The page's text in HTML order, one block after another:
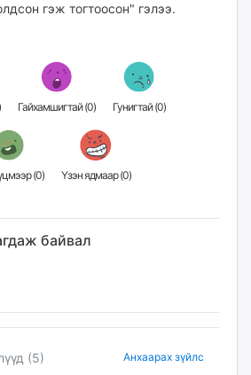
гэж тогтоосон" гэлээ.
Гайхамшигтай (0) Гунигтай (0)
Жихүүцмээр (0) Үзэн ядмаар (0)
байвал
(5) Анхаарах зүйлс